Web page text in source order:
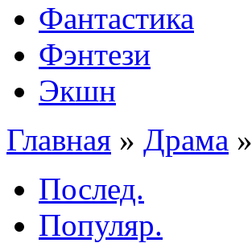
Фантастика
Фэнтези
Экшн
Главная » Драма »
Послед.
Популяр.